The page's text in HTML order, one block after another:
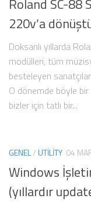
Roland SC-88
220v’a
Doksanlı yıllarda
modülleri, tüm
besteleyen
O dönemde böyle
bizler için tatlı bir...
GENEL/UTILITY 04
Windows
(yıllardır